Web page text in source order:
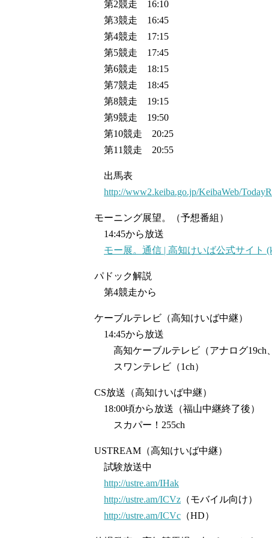
第2競走 16:10
第3競走 16:45
第4競走 17:15
第5競走 17:45
第6競走 18:15
第7競走 18:45
第8競走 19:15
第9競走 19:50
第10競走 20:25
第11競走 20:55
出馬表
http://www2.keiba.go.jp/KeibaWeb/
モーニング展望。（予想番組）
14:45から放送
モー展。通信 | 高知けいば公式サイト
パドック解説
第4競走から
ケーブルテレビ（高知けいば中継）
14:45から放送
高知ケーブルテレビ（アナログ19ch、
スワンテレビ（1ch）
CS放送（高知けいば中継）
18:00頃から放送（福山中継終了後）
スカパー！255ch
USTREAM（高知けいば中継）
試験放送中
http://ustre.am/IHak
http://ustre.am/ICVz （モバイル向け）
http://ustre.am/ICVc （HD）